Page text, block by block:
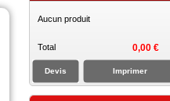
Aucun produit
Total 0,00 €
Devis Imprimer